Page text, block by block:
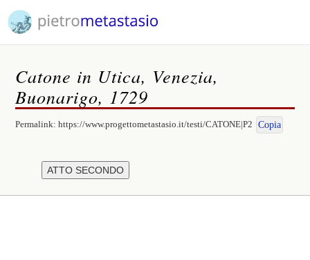
Catone in Utica, Venezia,
Buonarigo, 1729
Permalink:https://www.progettometastasio.it/testi/CATONE|P2 Copia